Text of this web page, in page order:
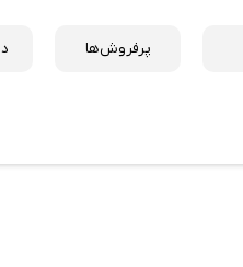
پرفروش‌ها